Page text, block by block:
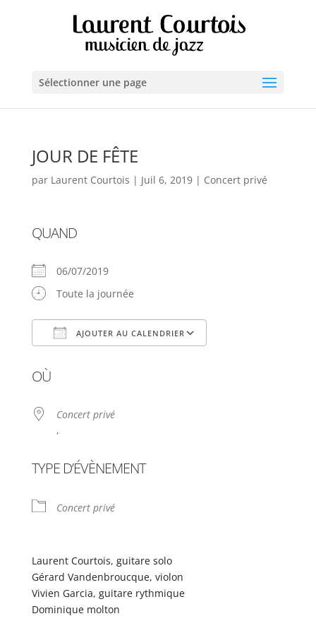
Sélectionner une page
JOUR DE FÊTE
par Laurent Courtois | Juil 6, 2019| Concert privé
QUAND
06/07/2019
Toute la journée
AJOUTER AU CALENDRIER
OÙ
Concert privé
,
TYPE D’ÉVÈNEMENT
Concert privé
Laurent Courtois, guitare solo
Gérard Vandenbroucque, violon
Vivien Garcia, guitare rythmique
Dominique molton